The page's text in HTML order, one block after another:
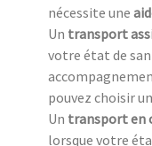
nécessite une
Un transport
votre état de
pouvez choisir
Un transport en
lorsque votre